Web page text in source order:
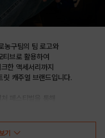
농구팀의 팀 로고와
티브로 활용하여
한 액세서리까지
릿 캐주얼 브랜드입니다.
기